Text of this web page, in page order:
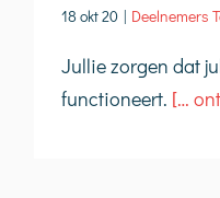
18 okt 20 | Deelnemers
Jullie zorgen dat
functioneert. […